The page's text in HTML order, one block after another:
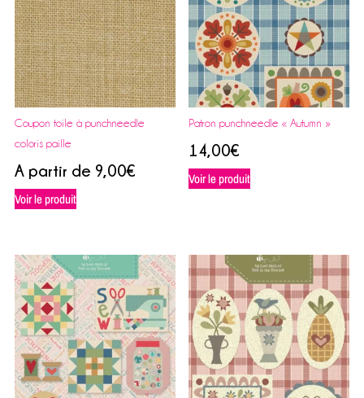
Coupon toile à punchneedle
coloris paille
A partir de 9,00€
Voir le produit
Patron punchneedle « Autumn »
14,00€
Voir le produit